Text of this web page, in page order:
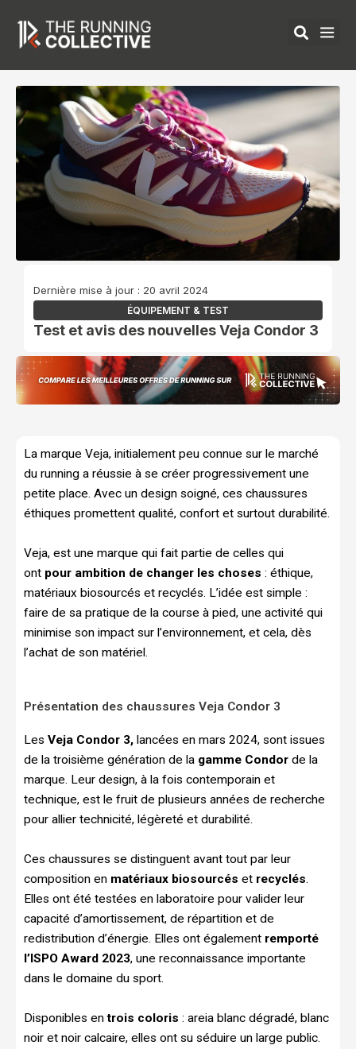
contenu
Dernière mise à jour : 20 avril 2024
ÉQUIPEMENT & TEST
Test et avis des nouvelles Veja Condor 3
La marque Veja, initialement peu connue sur le marché
du running a réussie à se créer progressivement une
petite place. Avec un design soigné, ces chaussures
éthiques promettent qualité, confort et surtout durabilité.
Veja, est une marque qui fait partie de celles qui
ont pour ambition de changer les choses : éthique,
matériaux biosourcés et recyclés. L’idée est simple :
faire de sa pratique de la course à pied, une activité qui
minimise son impact sur l’environnement, et cela, dès
l’achat de son matériel.
Présentation des chaussures Veja Condor 3
Les Veja Condor 3, lancées en mars 2024, sont issues
de la troisième génération de la gamme Condor de la
marque. Leur design, à la fois contemporain et
technique, est le fruit de plusieurs années de recherche
pour allier technicité, légèreté et durabilité.
Ces chaussures se distinguent avant tout par leur
composition en matériaux biosourcés et recyclés.
Elles ont été testées en laboratoire pour valider leur
capacité d’amortissement, de répartition et de
redistribution d’énergie. Elles ont également remporté
l’ISPO Award 2023, une reconnaissance importante
dans le domaine du sport.
Disponibles entrois coloris : areia blanc dégradé, blanc
noir et noir calcaire, elles ont su séduire un large public.